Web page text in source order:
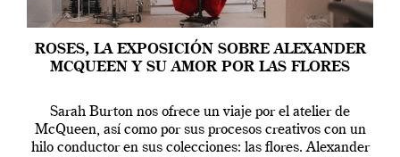
ROSES, LA EXPOSICIÓN SOBRE ALEXANDER
MCQUEEN Y SU AMOR POR LAS FLORES
Sarah Burton nos ofrece un viaje por el atelier de
McQueen, así como por sus procesos creativos con un
hilo conductor en sus colecciones: las flores. Alexander